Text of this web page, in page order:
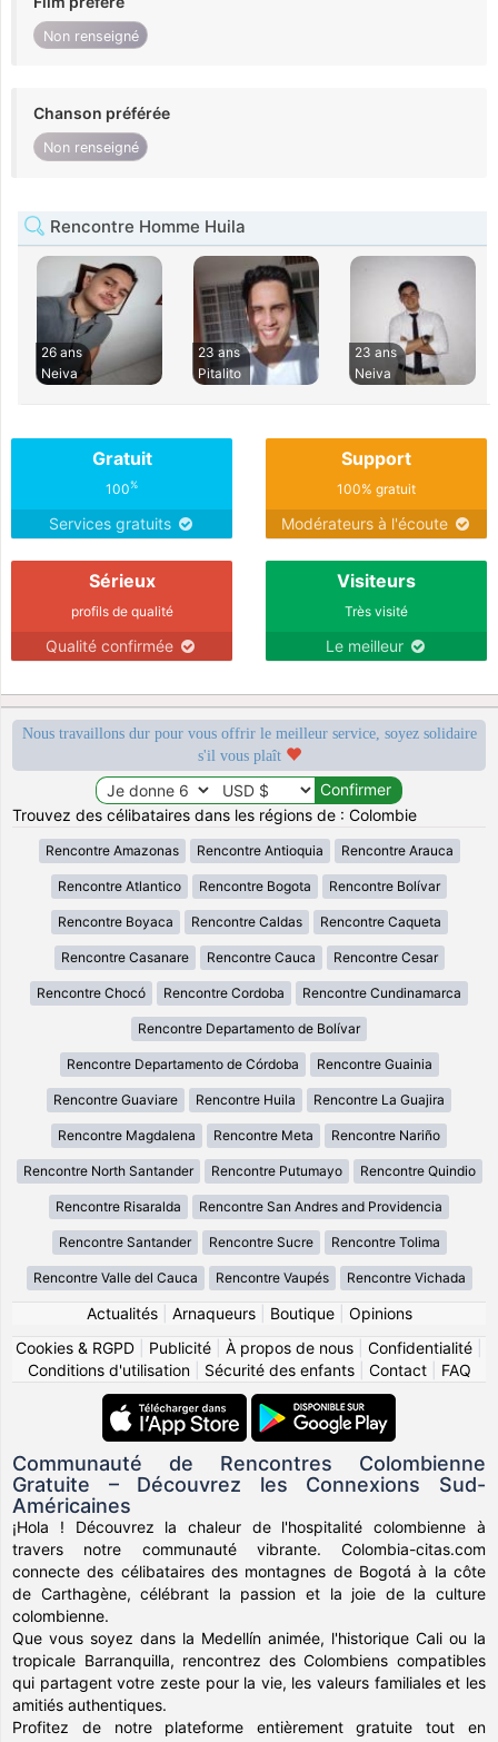
Non renseigné
Chanson préférée
Non renseigné
Rencontre Homme Huila
26 ans
Neiva
23 ans
Pitalito
23 ans
Neiva
Gratuit
100%
Services gratuits
Support
100% gratuit
Modérateurs à l'écoute
Sérieux
profils de qualité
Qualité confirmée
Visiteurs
Très visité
Le meilleur
Nous travaillons dur pour vous offrir le meilleur service, soyez solidaire
s'il vous plaît
Trouvez des célibataires dans les régions de : Colombie
Rencontre Amazonas Rencontre Antioquia Rencontre Arauca
Rencontre Atlantico Rencontre Bogota Rencontre Bolívar
Rencontre Boyaca Rencontre Caldas Rencontre Caqueta
Rencontre Casanare Rencontre Cauca Rencontre Cesar
Rencontre Chocó Rencontre Cordoba Rencontre Cundinamarca
Rencontre Departamento de Bolívar
Rencontre Departamento de Córdoba Rencontre Guainia
Rencontre Guaviare Rencontre Huila Rencontre La Guajira
Rencontre Magdalena Rencontre Meta Rencontre Nariño
Rencontre North Santander Rencontre Putumayo Rencontre Quindio
Rencontre Risaralda Rencontre San Andres and Providencia
Rencontre Santander Rencontre Sucre Rencontre Tolima
Rencontre Valle del Cauca Rencontre Vaupés Rencontre Vichada
Actualités| Arnaqueurs| Boutique| Opinions
Cookies & RGPD
Publicité À propos de nous Confidentialité
Conditions d'utilisation| Sécurité des enfants| Contact| FAQ
Communauté de Rencontres Colombienne
Gratuite – Découvrez les Connexions Sud-
Américaines
¡Hola ! Découvrez la chaleur de l'hospitalité colombienne à
travers notre communauté vibrante. Colombia-citas.com
connecte des célibataires des montagnes de Bogotá à la côte
de Carthagène, célébrant la passion et la joie de la culture
colombienne.
Que vous soyez dans la Medellín animée, l'historique Cali ou la
tropicale Barranquilla, rencontrez des Colombiens compatibles
qui partagent votre zeste pour la vie, les valeurs familiales et les
amitiés authentiques.
Profitez de notre plateforme entièrement gratuite tout en